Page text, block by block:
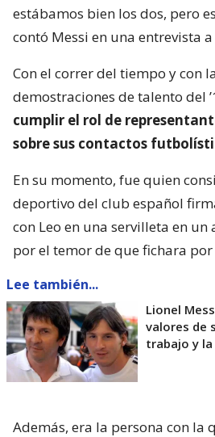
estábamos bien los dos, pero
contó Messi en una entrevista
Con el correr del tiempo y con
demostraciones de talento del
cumplir el rol de
sobre sus contactos
En su momento, fue quien
deportivo del club español
con Leo en una servilleta en un
por el temor de que fichara
Lee también...
Lionel
valores de
trabajo y
Además, era la persona con la